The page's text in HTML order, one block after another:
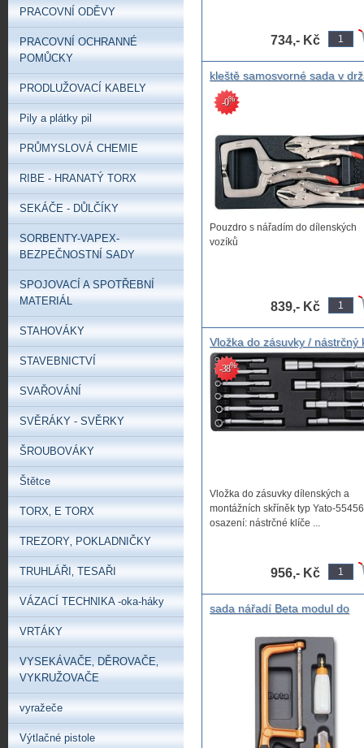
734,- Kč
kleště samosvorné sada v
do vozíku , kleště svářečské
obkročné, kleště podržky
"ameriky" sada kleští v
servisního vozíku
-0%
Pouzdro s nářadím do dílenských
vozíků
839,- Kč
Vložka do zásuvky / nástrčný
fajfkový YATO
-38%
Vložka do zásuvky dílenských a
montážních skříněk typ Yato-
osazení: nástrčné klíče ...
956,- Kč
sada nářadí Beta modul do
olamovací nůž svinovací metr
beta ,profi sada nářadí beta
PRACOVNÍ ODĚVY
PRACOVNÍ OCHRANNÉ
POMŮCKY
PRODLUŽOVACÍ KABELY
Pily a plátky pil
PRŮMYSLOVÁ CHEMIE
RIBE - HRANATÝ TORX
SEKÁČE - DŮLČÍKY
SORBENTY-VAPEX-
BEZPEČNOSTNÍ SADY
SPOJOVACÍ A SPOTŘEBNÍ
MATERIÁL
STAHOVÁKY
STAVEBNICTVÍ
SVAŘOVÁNÍ
SVĚRÁKY - SVĚRKY
ŠROUBOVÁKY
Štětce
TORX‚ E TORX
TREZORY‚ POKLADNIČKY
TRUHLÁŘI‚ TESAŘI
VÁZACÍ TECHNIKA -oka-háky
VRTÁKY
VYSEKÁVAČE‚ DĚROVAČE‚
VYKRUŽOVAČE
vyražeče
Výtlačné pistole